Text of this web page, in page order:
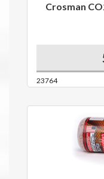
Crosman
23764